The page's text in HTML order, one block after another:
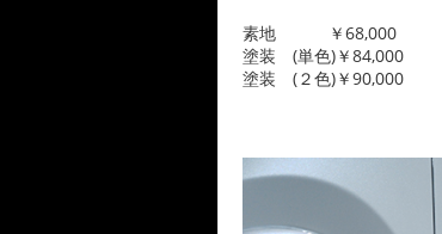
素地 ￥68,000
塗装 (単色)￥84,000
塗装 (２色)￥90,000